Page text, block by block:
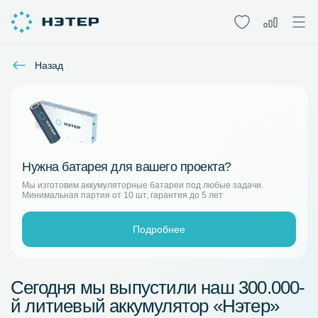
Назад
Нужна батарея для вашего проекта?
Мы изготовим аккумуляторные батареи под любые задачи.
Минимальная партия от 10 шт, гарантия до 5 лет
Подробнее
Сегодня мы выпустили наш 300.000-
й литиевый аккумулятор «Нэтер»